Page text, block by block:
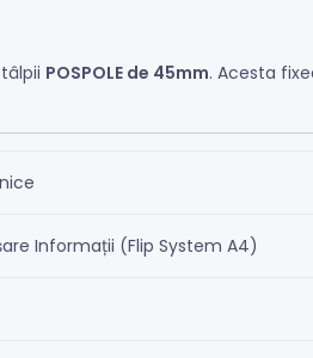
POSPOLE de 45mm. Acesta
Informații (Flip System A4)